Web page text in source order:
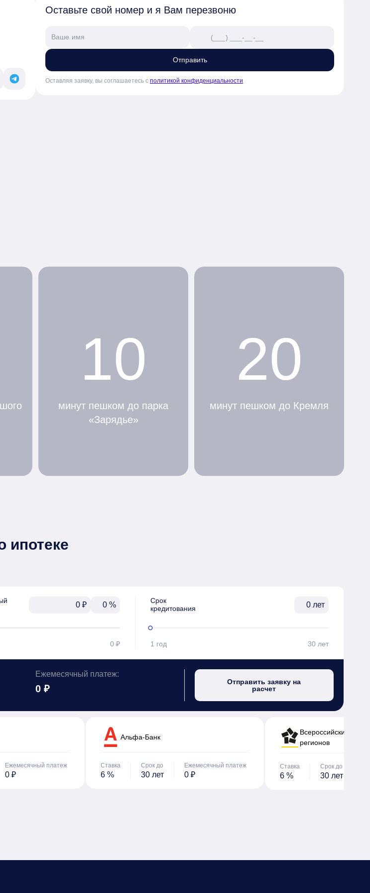
Оставьте свой номер и я Вам перезвоню
Отправить
Оставляя заявку, вы соглашаетесь с политикой конфиденциальности
10
минут пешком до парка
«Зарядье»
20
минут пешком до Кремля
ипотеке
₽ %
0 ₽
Срок
кредитования
лет
1 год 30 лет
Ежемесячный платеж:
0 ₽
Отправить заявку на
расчет
Ежемесячный платеж
0 ₽
Альфа-Банк
Ставка
6 %
Срок до
30 лет
Ежемесячный платеж
0 ₽
Всероссийский банк
регионов
Ставка
6 %
Срок до
30 лет